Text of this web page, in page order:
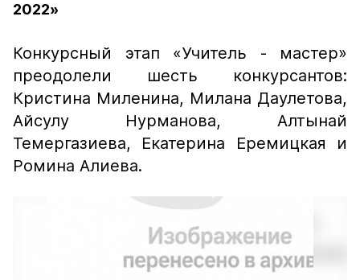
2022»
Конкурсный этап «Учитель - мастер»
преодолели шесть конкурсантов:
Кристина Миленина, Милана Даулетова,
Айсулу Нурманова, Алтынай
Темергазиева, Екатерина Еремицкая и
Ромина Алиева.